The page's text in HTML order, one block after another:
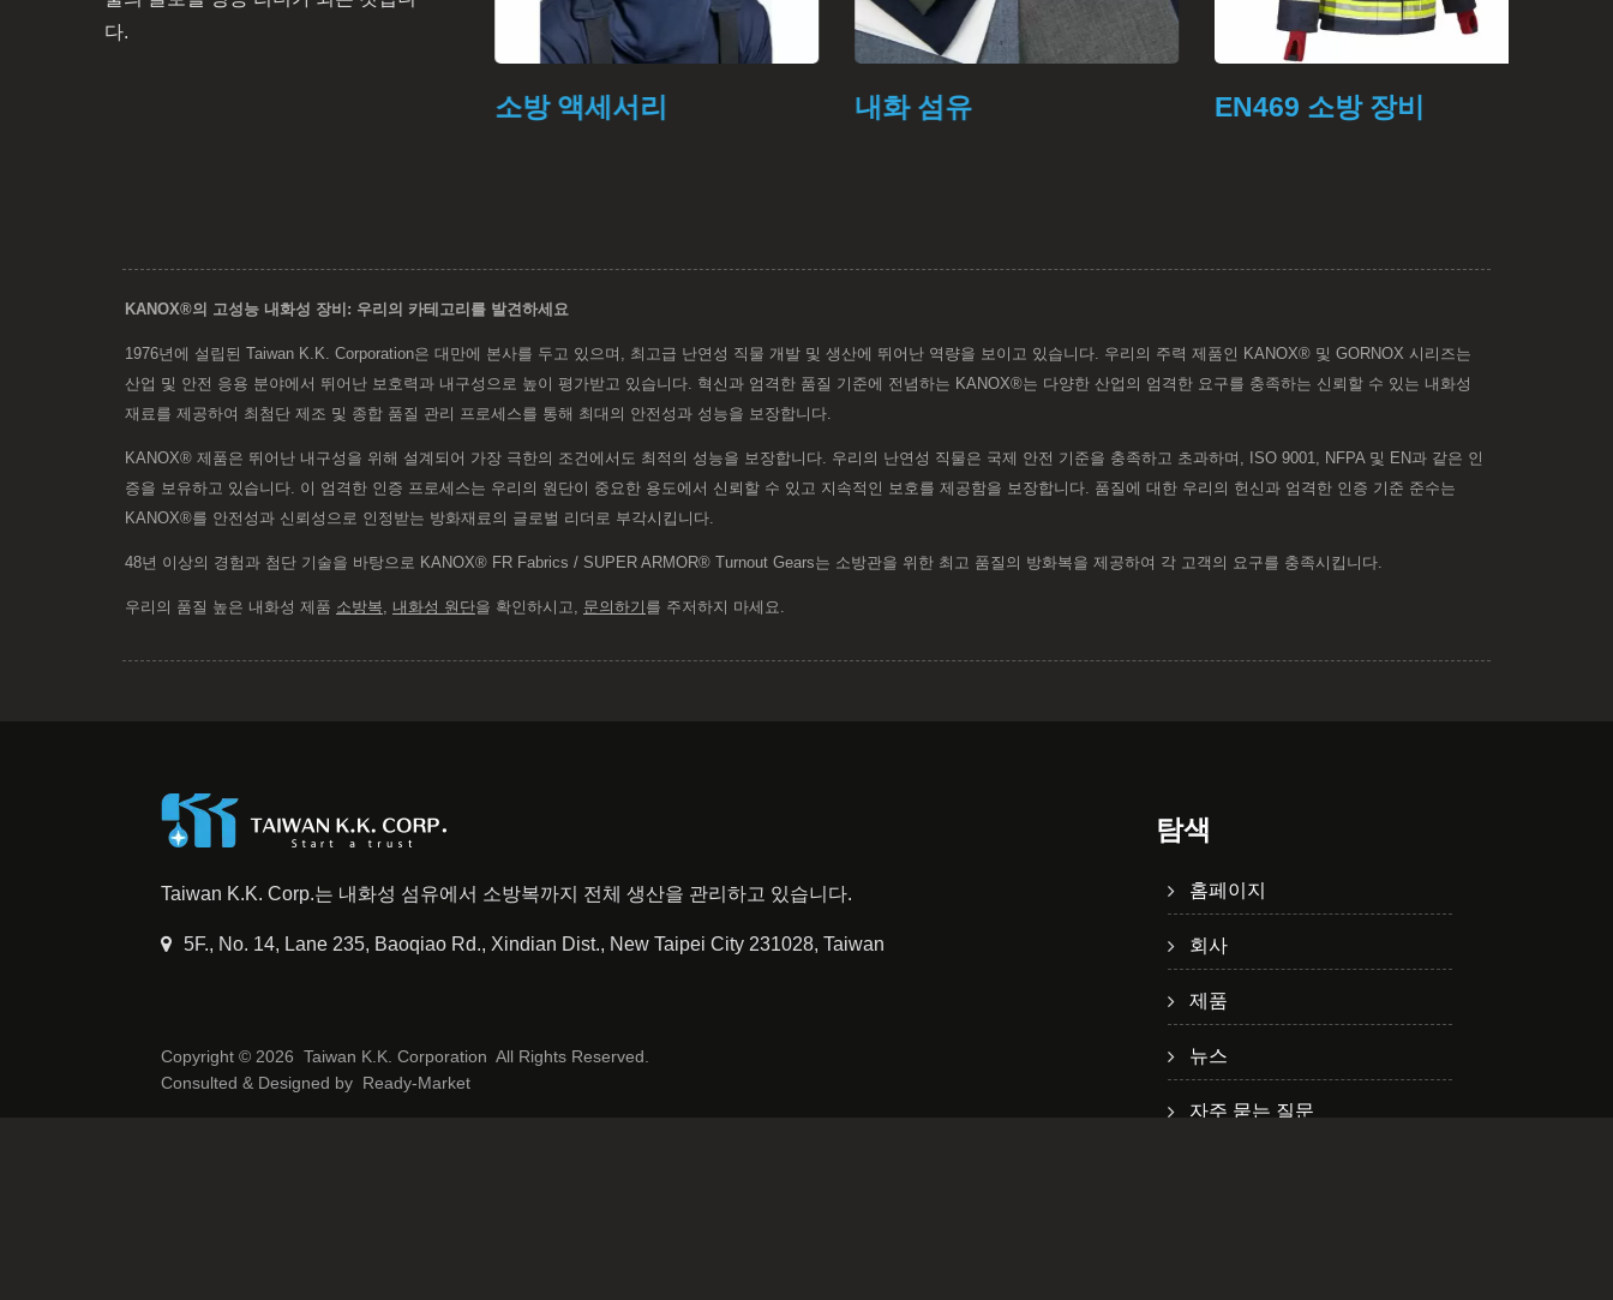
다.
소방 액세서리 내화 섬유 EN469 소방 장비
KANOX®의 고성능 내화성 장비: 우리의 카테고리를 발견하세요
1976년에 설립된 Taiwan K.K. Corporation은 대만에 본사를 두고 있으며, 최고급 난연성 직물 개발 및 생산에 뛰어난 역량을 보이고 있습니다. 우리의 주력 제품인 KANOX® 및 GORNOX 시리즈는
산업 및 안전 응용 분야에서 뛰어난 보호력과 내구성으로 높이 평가받고 있습니다. 혁신과 엄격한 품질 기준에 전념하는 KANOX®는 다양한 산업의 엄격한 요구를 충족하는 신뢰할 수 있는 내화성
재료를 제공하여 최첨단 제조 및 종합 품질 관리 프로세스를 통해 최대의 안전성과 성능을 보장합니다.
KANOX® 제품은 뛰어난 내구성을 위해 설계되어 가장 극한의 조건에서도 최적의 성능을 보장합니다. 우리의 난연성 직물은 국제 안전 기준을 충족하고 초과하며, ISO 9001, NFPA 및 EN과 같은 인
증을 보유하고 있습니다. 이 엄격한 인증 프로세스는 우리의 원단이 중요한 용도에서 신뢰할 수 있고 지속적인 보호를 제공함을 보장합니다. 품질에 대한 우리의 헌신과 엄격한 인증 기준 준수는
KANOX®를 안전성과 신뢰성으로 인정받는 방화재료의 글로벌 리더로 부각시킵니다.
48년 이상의 경험과 첨단 기술을 바탕으로 KANOX® FR Fabrics / SUPER ARMOR® Turnout Gears는 소방관을 위한 최고 품질의 방화복을 제공하여 각 고객의 요구를 충족시킵니다.
우리의 품질 높은 내화성 제품 소방복, 내화성 원단을 확인하시고, 문의하기 를 주저하지 마세요.
Taiwan K.K. Corp.는 내화성 섬유에서 소방복까지 전체 생산을 관리하고 있습니다.
5F., No. 14, Lane 235, Baoqiao Rd., Xindian Dist., New Taipei City 231028, Taiwan
Copyright © 2026 Taiwan K.K. Corporation All Rights Reserved.
Consulted & Designed by Ready-Market
탐색
홈페이지
회사
제품
뉴스
자주 묻는 질문